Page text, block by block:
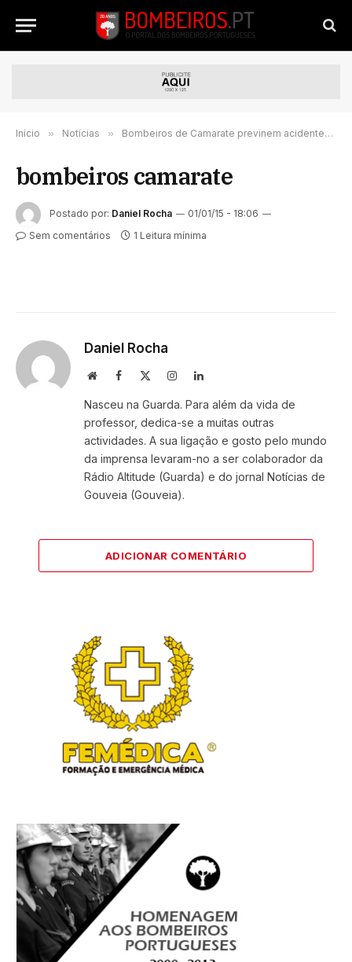
Início » Notícias » Bombeiros de Camarate previnem acidentes rodoviários
bombeiros camarate
Postado por: Daniel Rocha
01/01/15 - 18:06
Sem comentários
1 Leitura mínima
Daniel Rocha
WebsiteFacebook InstagramLinkedIn
Nasceu na Guarda. Para além da vida de
professor, dedica-se a muitas outras
actividades. A sua ligação e gosto pelo mundo
da imprensa levaram-no a ser colaborador da
Rádio Altitude (Guarda) e do jornal Notícias de
Gouveia (Gouveia).
ADICIONAR COMENTÁRIO